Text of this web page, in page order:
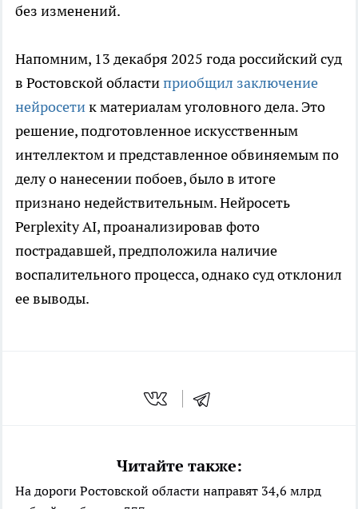
без изменений.
Напомним, 13 декабря 2025 года российский суд
в Ростовской областиприобщил заключение
нейросетик материалам уголовного дела. Это
решение, подготовленное искусственным
интеллектом и представленное обвиняемым по
делу о нанесении побоев, было в итоге
признано недействительным. Нейросеть
Perplexity AI, проанализировав фото
пострадавшей, предположила наличие
воспалительного процесса, однако суд отклонил
ее выводы.
Читайте также:
На дороги Ростовской области направят 34,6 млрд